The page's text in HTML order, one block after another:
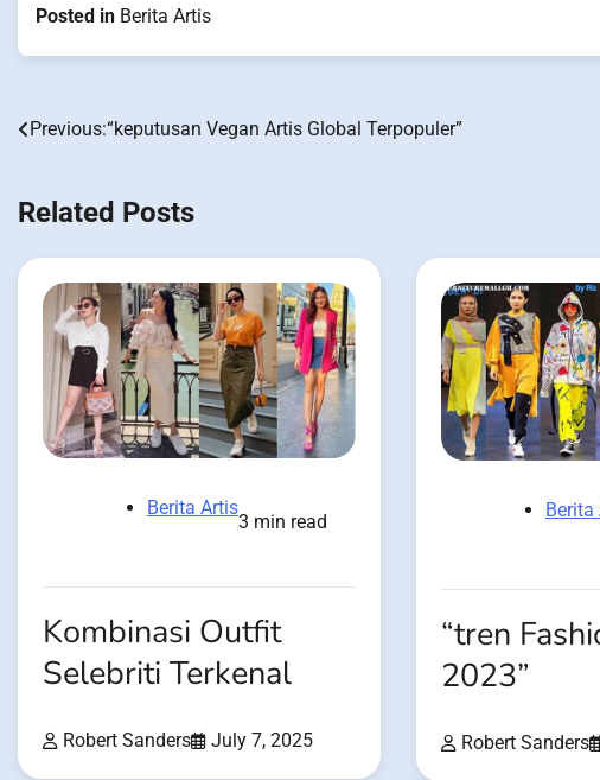
Posted in Berita Artis
Post
Previous:“keputusan Vegan Artis Global Terpopuler”
Related Posts
Berita Artis
3 min read
Kombinasi Outfit
Selebriti Terkenal
Robert Sanders July 7, 2025
Berita
“tren
2023”
Robert Sanders